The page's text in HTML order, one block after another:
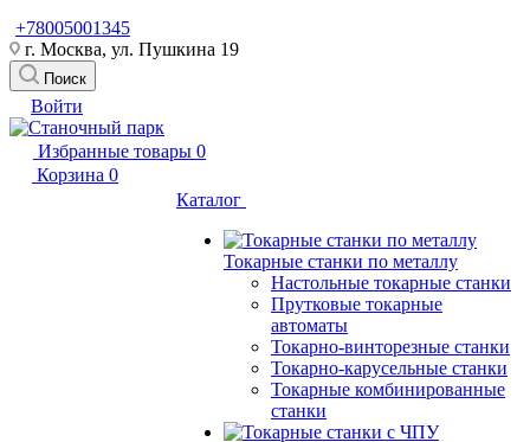
+78005001345
г. Москва, ул. Пушкина 19
Поиск
Войти
Избранные товары 0
Корзина 0
Каталог
Токарные станки по металлу
Настольные токарные станки
Прутковые токарные
автоматы
Токарно-винторезные станки
Токарно-карусельные станки
Токарные комбинированные
станки